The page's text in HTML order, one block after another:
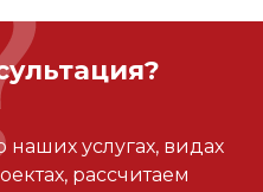
услугах, видах
рассчитаем